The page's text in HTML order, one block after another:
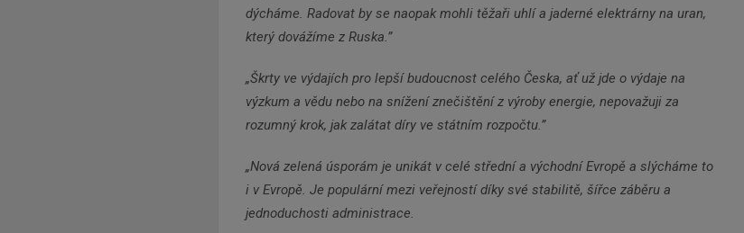
dýcháme. Radovat by se naopak mohli těžaři uhlí a jaderné elektrárny na uran,
který dovážíme z Ruska.”
„Škrty ve výdajích pro lepší budoucnost celého Česka, ať už jde o výdaje na
výzkum a vědu nebo na snížení znečištění z výroby energie, nepovažuji za
rozumný krok, jak zalátat díry ve státním rozpočtu.”
„Nová zelená úsporám je unikát v celé střední a východní Evropě a slýcháme to
i v Evropě. Je populární mezi veřejností díky své stabilitě, šířce záběru a
jednoduchosti administrace.